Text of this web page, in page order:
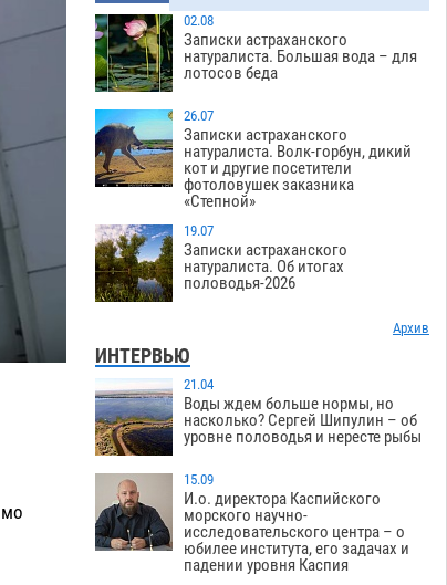
02.08
Записки астраханского
натуралиста. Большая вода – для
лотосов беда
26.07
Записки астраханского
натуралиста. Волк-горбун, дикий
кот и другие посетители
фотоловушек заказника
«Степной»
19.07
Записки астраханского
натуралиста. Об итогах
половодья-2026
Архив
ИНТЕРВЬЮ
21.04
Воды ждем больше нормы, но
насколько? Сергей Шипулин – об
уровне половодья и нересте рыбы
15.09
И.о. директора Каспийского
морского научно-
исследовательского центра – о
юбилее института, его задачах и
падении уровня Каспия